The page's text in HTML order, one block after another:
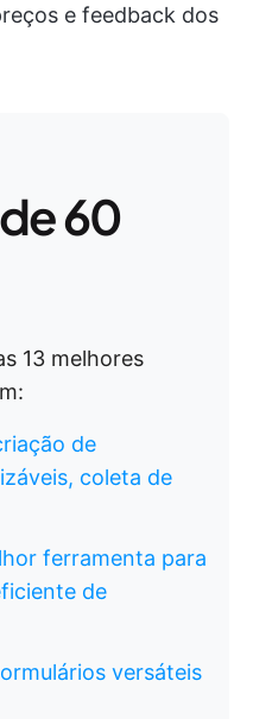
e feedback dos
60
13 melhores
de
coleta de
ferramenta para
de
versáteis